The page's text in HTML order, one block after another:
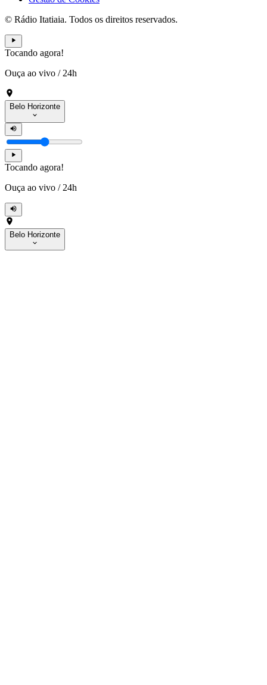
© Rádio Itatiaia. Todos os direitos reservados.
Tocando agora!
Ouça ao vivo / 24h
Belo Horizonte
Tocando agora!
Ouça ao vivo / 24h
Belo Horizonte